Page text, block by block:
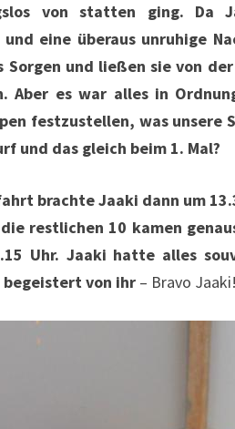
von statten ging. Da
und eine überaus unruhige
Sorgen und ließen sie von
Aber es war alles in
festzustellen, was unsere
und das gleich beim 1. Mal?
brachte Jaaki dann um
restlichen 10 kamen
Uhr. Jaaki hatte alles
von ihr – Bravo Jaaki!